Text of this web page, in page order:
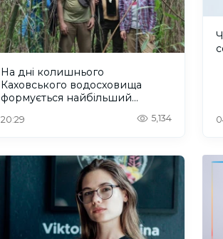
На дні колишнього
Каховського водосховища
формується найбільший
20:29 5,134